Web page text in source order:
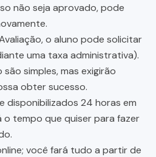
não seja aprovado, pode
o aluno pode solicitar
uma taxa administrativa).
simples, mas exigirão
obter sucesso.
disponibilizados 24 horas em
tempo que quiser para fazer
você fará tudo a partir de